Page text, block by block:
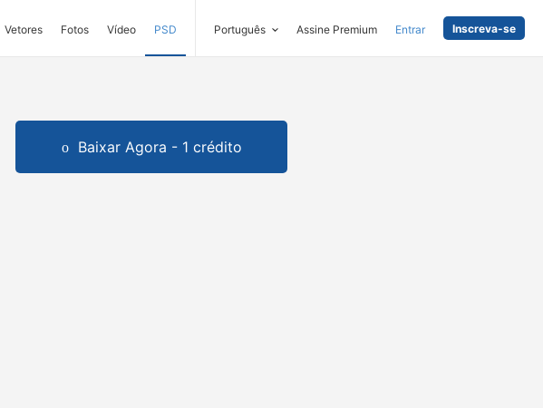
Vetores Fotos Vídeo PSD Português Assine Premium Entrar Inscreva-se
Baixar Agora - 1 crédito